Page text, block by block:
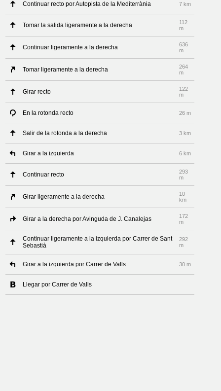
Continuar recto por Autopista de la Mediterrània 7 km
Tomar la salida ligeramente a la derecha
112
m
Continuar ligeramente a la derecha
636
m
Tomar ligeramente a la derecha
264
m
Girar recto
122
m
En la rotonda recto 26 m
Salir de la rotonda a la derecha 3 km
Girar a la izquierda 6 km
Continuar recto
293
m
Girar ligeramente a la derecha
10
km
Girar a la derecha por Avinguda de J. Canalejas
172
m
Continuar ligeramente a la izquierda por Carrer de Sant
Sebastià
292
m
Girar a la izquierda por Carrer de Valls 30 m
Llegar por Carrer de Valls